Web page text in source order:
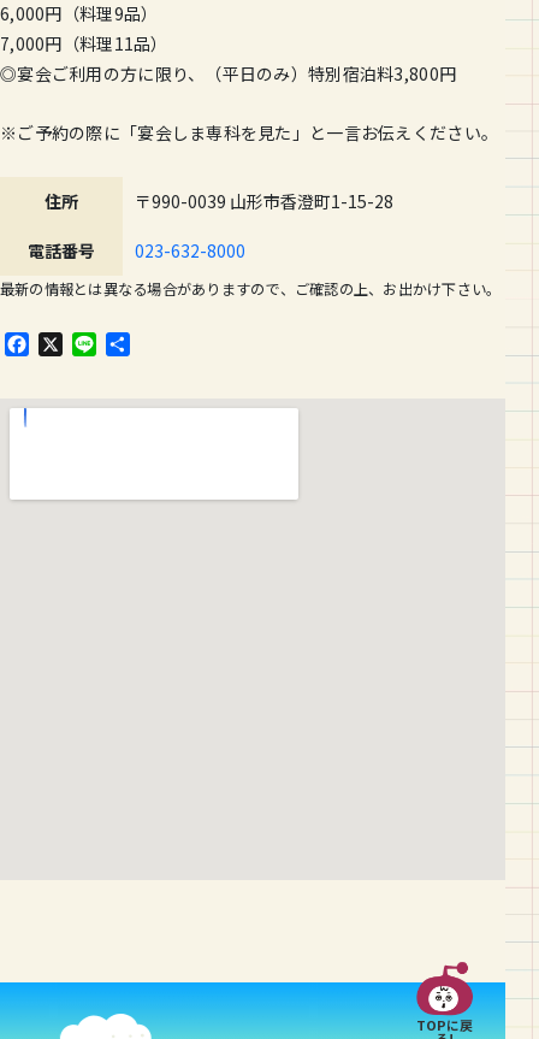
6,000円（料理9品）
7,000円（料理11品）
◎宴会ご利用の方に限り、（平日のみ）特別宿泊料3,800円
※ご予約の際に「宴会しま専科を見た」と一言お伝えください。
住所 〒990-0039 山形市香澄町1-15-28
電話番号 023-632-8000
最新の情報とは異なる場合がありますので、ご確認の上、お出かけ下さい。
F
e
X
L
e
TOPに戻